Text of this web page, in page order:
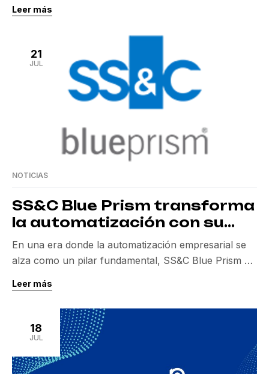
restauración. Recientemente, Qlub ha asegurado $30
millones en una ronda de financiación, lo que marca
un hito crucial en sus planes de expansión global.
Esta impresionante financiación será fundamental
Leer más
21
JUL
NOTICIAS
SS&C Blue Prism transforma
la automatización con su
nueva Next Gen
En una era donde la automatización empresarial se
alza como un pilar fundamental, SS&C Blue Prism ha
lanzamiento de su plataforma Next Gen. Esta
evolución en el sector de la automatización promete
transformar cómo las empresas gestionan,
implementan y escalan sus procesos automatizados.
Con un enfoque en […]
Leer más
18
JUL